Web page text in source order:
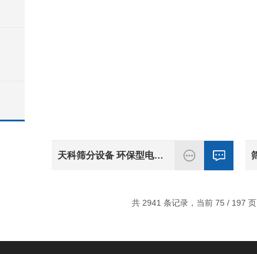
天科筛分设备 环保型电动密封振筛机
共 2941 条记录，当前 75 / 197 页